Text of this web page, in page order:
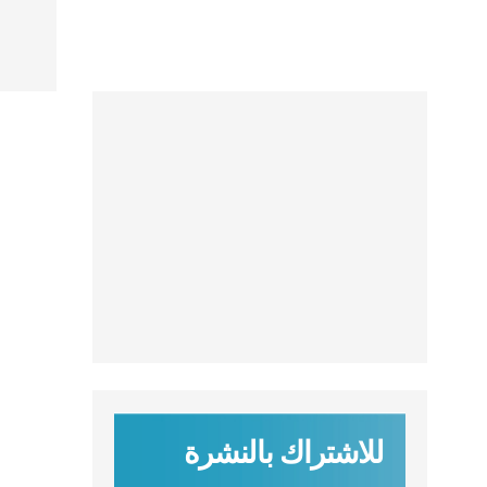
للاشتراك بالنشرة